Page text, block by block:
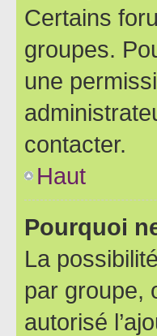
Certains
groupes.
une
contacter.
Haut
Pourquoi
La
par groupe,
autorisé